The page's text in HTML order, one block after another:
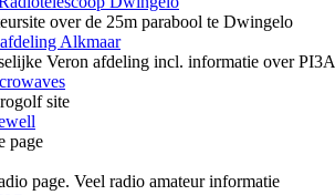
over de 25m parabool te Dwingelo
Alkmaar
Veron afdeling incl. informatie over
site
page
page. Veel radio amateur informatie